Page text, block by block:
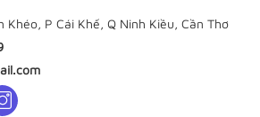
Khéo, P Cái Khế, Q Ninh Kiều, Cần Thơ